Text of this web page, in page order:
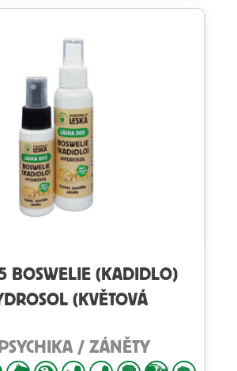
BOSWELIE (KADIDLO)
(KVĚTOVÁ
/ ZÁNĚTY